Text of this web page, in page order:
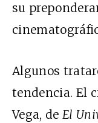
su
Algunos
tendencia. El
Vega, deEl